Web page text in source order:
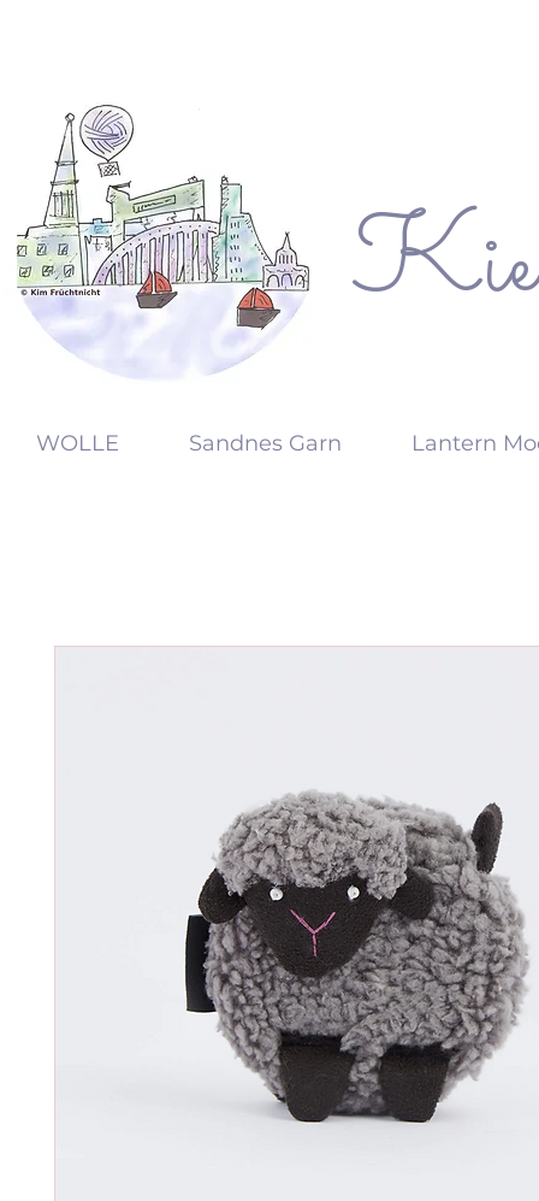
KW
WOLLE Sandnes Garn Lantern